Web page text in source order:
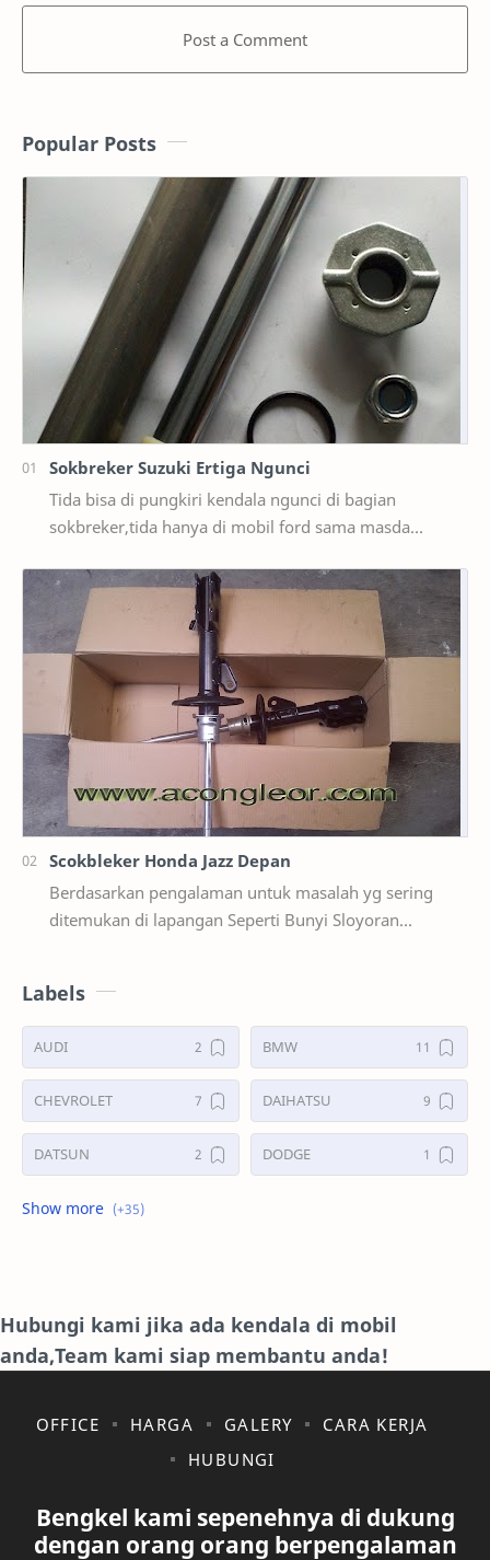
Post a Comment
Popular Posts
Sokbreker Suzuki Ertiga Ngunci
Tida bisa di pungkiri kendala ngunci di bagian
sokbreker,tida hanya di mobil ford sama masda
Scokbleker Honda Jazz Depan
Berdasarkan pengalaman untuk masalah yg sering
ditemukan di lapangan Seperti Bunyi Sloyoran
Labels
AUDI BMW
CHEVROLET DAIHATSU
DATSUN DODGE
FORD
INTERNET ISUZU
JAGUAR. KAKI-KAKI
KIA KONSULTASI
MAZDA MERCEDES BANZ
Hubungi kami jika ada kendala di mobil
anda,Team kami siap membantu anda!
OFFICE HARGA GALERY
CARA KERJA
HUBUNGI
Bengkel kami sepenehnya di dukung
dengan orang orang berpengalaman